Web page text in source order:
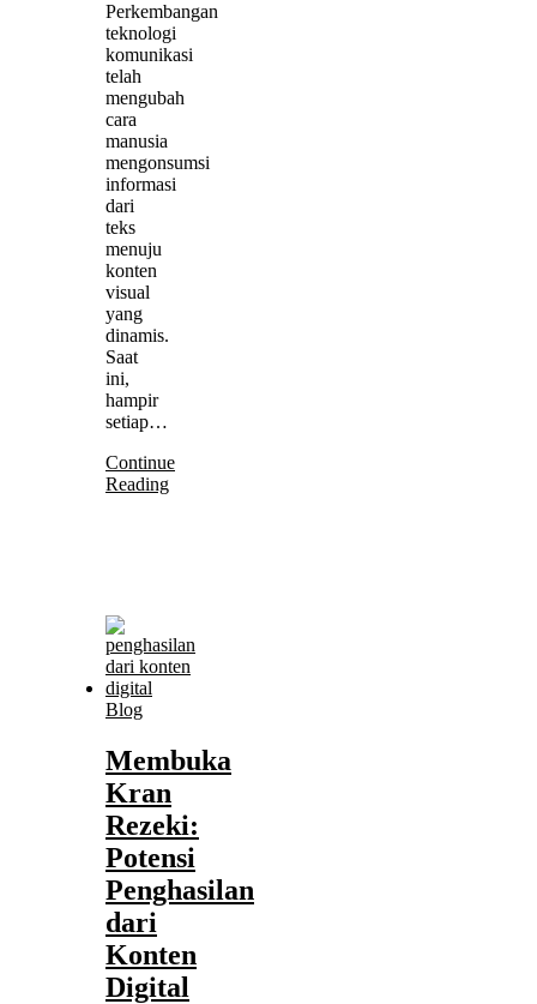
Perkembangan
teknologi
komunikasi
telah
mengubah
cara
manusia
mengonsumsi
informasi
dari
teks
menuju
konten
visual
yang
dinamis.
Saat
ini,
hampir
setiap…
Continue
Reading
Blog
Membuka
Kran
Rezeki:
Potensi
Penghasilan
dari
Konten
Digital